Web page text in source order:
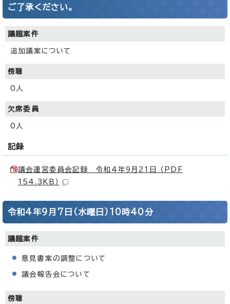
ご了承ください。
議題案件
追加議案について
傍聴
0人
欠席委員
0人
記録
議会運営委員会記録 令和4年9月21日 （PDF
154.3KB）
令和4年9月7日（水曜日）10時40分
議題案件
意見書案の調整について
議会報告会について
傍聴